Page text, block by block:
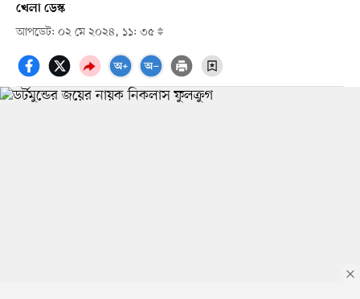
খেলা ডেস্ক
আপডেট: ০২ মে ২০২৪, ১১: ৩৫